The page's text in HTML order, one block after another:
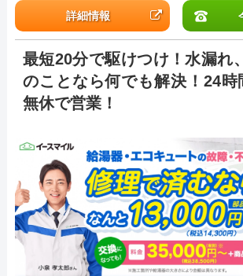
詳細情報
最短20分で駆けつけ！水漏れ
のことなら何でも解決！24時
無休で営業！